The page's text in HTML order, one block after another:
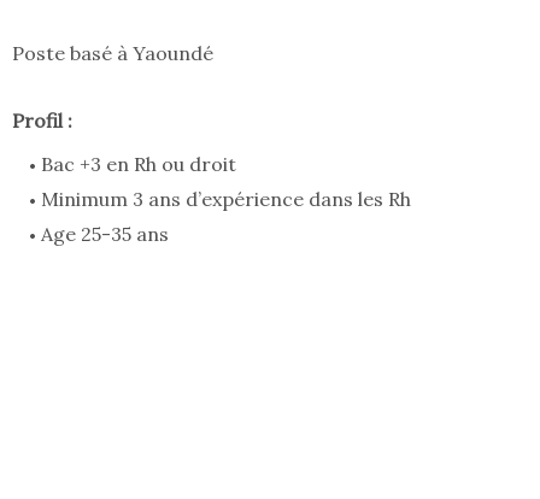
Poste basé à Yaoundé
Profil :
Bac +3 en Rh ou droit
Minimum 3 ans d’expérience dans les Rh
Age 25-35 ans